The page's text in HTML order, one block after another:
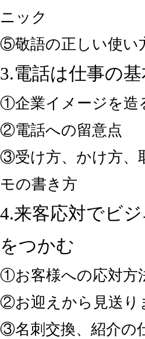
ニック
⑤敬語の正しい使
3.電話は仕事の基
①企業イメージを造
②電話への留意点
③受け方、かけ方、
モの書き方
4.来客応対でビ
をつかむ
①お客様への応対
②お迎えから見送り
③名刺交換、紹介の